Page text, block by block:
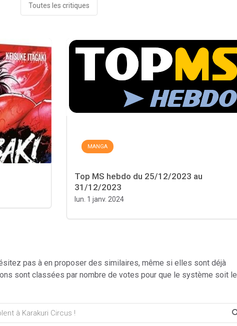
Toutes les critiques
MANGA
Top MS hebdo du 25/12/2023 au
31/12/2023
lun. 1 janv. 2024
pas à en proposer des similaires, même si elles sont déjà
sont classées par nombre de votes pour que le système soit le